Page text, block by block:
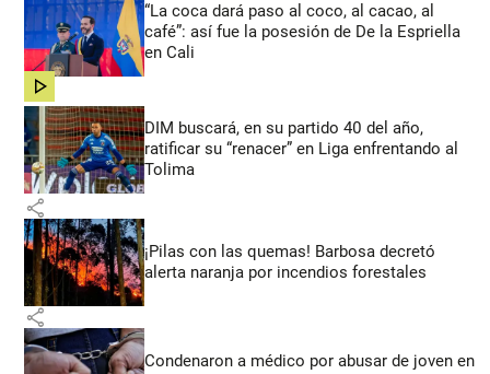
“La coca dará paso al coco, al cacao, al
café”: así fue la posesión de De la Espriella
en Cali
share
DIM buscará, en su partido 40 del año,
ratificar su “renacer” en Liga enfrentando al
Tolima
share
¡Pilas con las quemas! Barbosa decretó
alerta naranja por incendios forestales
share
Condenaron a médico por abusar de joven en